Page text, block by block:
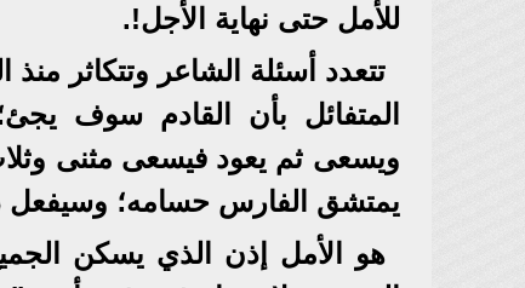
للأمل حتى نهاية الأجل!.
تتعدد أسئلة الشاعر وتتكاثر
المتفائل بأن القادم سوف
ويسعى ثم يعود فيسعى مثنى
يمتشق الفارس حسامه؛ وسيفعل
هو الأمل إذن الذي يسكن